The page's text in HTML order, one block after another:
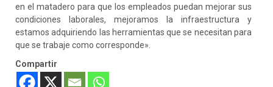
en el matadero para que los empleados puedan mejorar sus
condiciones laborales, mejoramos la infraestructura y
estamos adquiriendo las herramientas que se necesitan para
que se trabaje como corresponde».
Compartir